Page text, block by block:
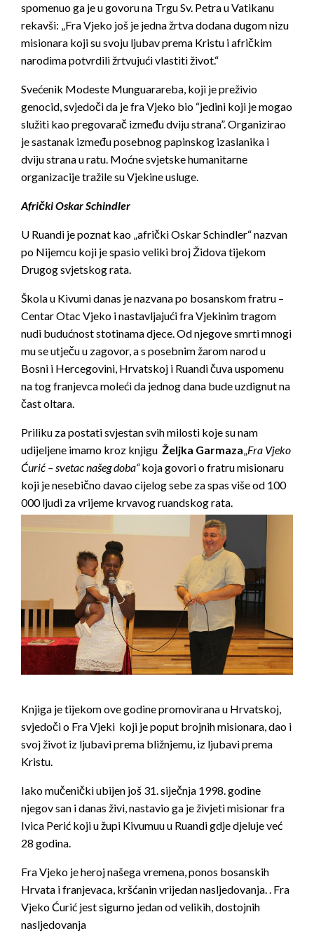
spomenuo ga je u govoru na Trgu Sv. Petra u Vatikanu
rekavši: „Fra Vjeko još je jedna žrtva dodana dugom nizu
misionara koji su svoju ljubav prema Kristu i afričkim
narodima potvrdili žrtvujući vlastiti život.“
Svećenik Modeste Munguarareba, koji je preživio
genocid, svjedoči da je fra Vjeko bio “jedini koji je mogao
služiti kao pregovarač između dviju strana”. Organizirao
je sastanak između posebnog papinskog izaslanika i
dviju strana u ratu. Moćne svjetske humanitarne
organizacije tražile su Vjekine usluge.
Afrički Oskar Schindler
U Ruandi je poznat kao „afrički Oskar Schindler“ nazvan
po Nijemcu koji je spasio veliki broj Židova tijekom
Drugog svjetskog rata.
Škola u Kivumi danas je nazvana po bosanskom fratru –
Centar Otac Vjeko i nastavljajući fra Vjekinim tragom
nudi budućnost stotinama djece. Od njegove smrti mnogi
mu se utječu u zagovor, a s posebnim žarom narod u
Bosni i Hercegovini, Hrvatskoj i Ruandi čuva uspomenu
na tog franjevca moleći da jednog dana bude uzdignut na
čast oltara.
Priliku za postati svjestan svih milosti koje su nam
udijeljene imamo kroz knjigu Željka Garmaza„Fra Vjeko
Ćurić – svetac našeg doba“koja govori o fratru misionaru
koji je nesebično davao cijelog sebe za spas više od 100
000 ljudi za vrijeme krvavog ruandskog rata.
Knjiga je tijekom ove godine promovirana u Hrvatskoj,
svjedoči o Fra Vjeki koji je poput brojnih misionara, dao i
svoj život iz ljubavi prema bližnjemu, iz ljubavi prema
Kristu.
Iako mučenički ubijen još 31. siječnja 1998. godine
njegov san i danas živi, nastavio ga je živjeti misionar fra
Ivica Perić koji u župi Kivumuu u Ruandi gdje djeluje već
28 godina.
Fra Vjeko je heroj našega vremena, ponos bosanskih
Hrvata i franjevaca, kršćanin vrijedan nasljedovanja. . Fra
Vjeko Ćurić jest sigurno jedan od velikih, dostojnih
nasljedovanja